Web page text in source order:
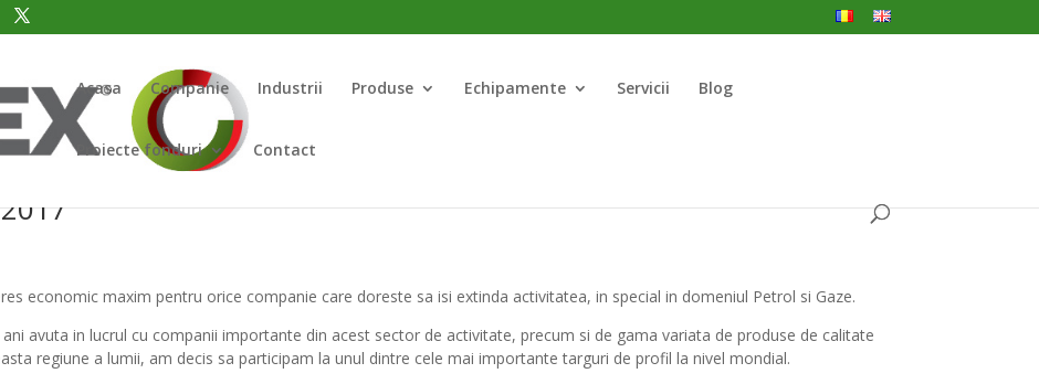
Acasa Companie Industrii Produse Echipamente Servicii Blog
Proiecte fonduri Contact
economic maxim pentru orice companie care doreste sa isi extinda activitatea, in special in domeniul Petrol si Gaze.
avuta in lucrul cu companii importante din acest sector de activitate, precum si de gama variata de produse de calitate
regiune a lumii, am decis sa participam la unul dintre cele mai importante targuri de profil la nivel mondial.